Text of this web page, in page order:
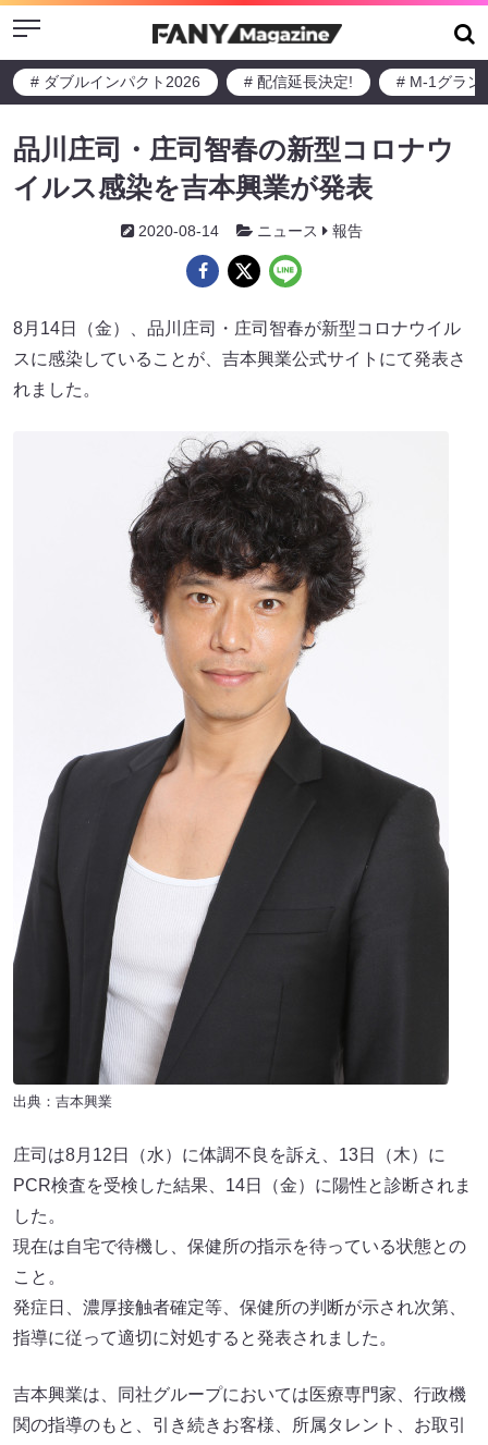
Menu
# ダブルインパクト2026 # 配信延長決定! # M-1グラン
品川庄司・庄司智春の新型コロナウ
イルス感染を吉本興業が発表
2020-08-14 ニュース 報告
8月14日（金）、品川庄司・庄司智春が新型コロナウイル
スに感染していることが、吉本興業公式サイトにて発表さ
れました。
出典：吉本興業
庄司は8月12日（水）に体調不良を訴え、13日（木）に
PCR検査を受検した結果、14日（金）に陽性と診断されま
した。
現在は自宅で待機し、保健所の指示を待っている状態との
こと。
発症日、濃厚接触者確定等、保健所の判断が示され次第、
指導に従って適切に対処すると発表されました。
吉本興業は、同社グループにおいては医療専門家、行政機
関の指導のもと、引き続きお客様、所属タレント、お取引